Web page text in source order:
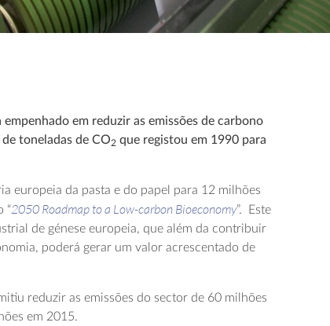
em reduzir as emissões de carbono
toneladas de CO2 que registou em 1990 para
europeia da pasta e do papel para 12 milhões
“2050 Roadmap to a Low-carbon Bioeconomy”. Este
de génese europeia, que além da contribuir
poderá gerar um valor acrescentado de
reduzir as emissões do sector de 60 milhões
em 2015.